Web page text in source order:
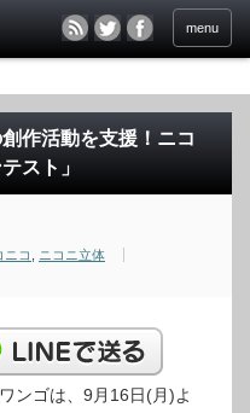
menu
作活動を支援！ニコ
スト」
ニコ
ニコニ立体
ンゴは、9月16日(月)よ